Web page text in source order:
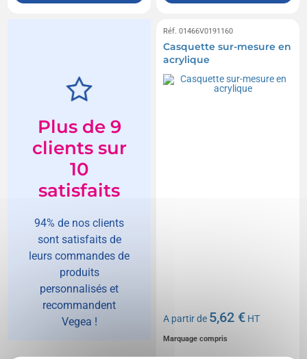
Plus de 9
clients sur
10
satisfaits
94% de nos clients
sont satisfaits de
leurs commandes de
produits
personnalisés et
recommandent
Vegea !
Réf. 01466V0191160
Casquette sur-mesure en
acrylique
A partir de 5,62 € HT
Marquage compris